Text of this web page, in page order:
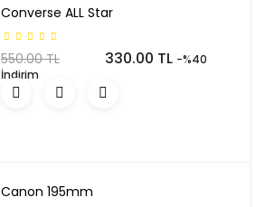
Converse ALL Star
550.00 TL 330.00 TL -%40
İndirim
Canon 195mm